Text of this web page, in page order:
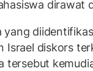
dirawat
yang
Israel diskors
tersebut